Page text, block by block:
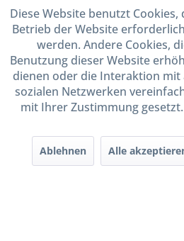
Service Hotline
Shop Service
Informationen
Handel mit BIO-
durch DE-ÖKO-009
Diese Website benutzt
Betrieb der Website
werden. Andere Cookies,
Benutzung dieser Website
dienen oder die Interaktion mit
sozialen Netzwerken
mit Ihrer Zustimmung gesetzt.
Ablehnen Alle